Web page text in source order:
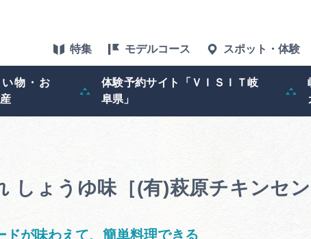
特集 モデルコース スポット・体験
物・お
体験予約サイト「ＶＩＳＩＴ岐
阜県」
グルメ
しょうゆ味［(有)萩原チキンセ
ドが味わえて、簡単料理できる